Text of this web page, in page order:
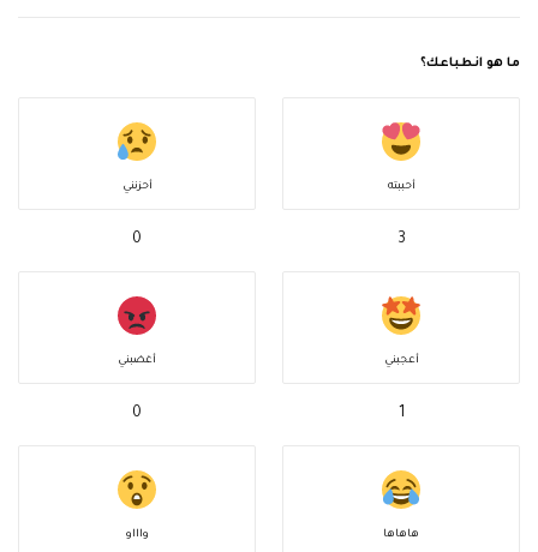
ما هو انطباعك؟
أحببته
3
أحزنني
0
أعجبني
1
أغضبني
0
هاهاها واااو